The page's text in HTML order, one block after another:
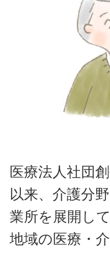
医療法人社団
以来、介護分
業所を展開し
地域の医療・